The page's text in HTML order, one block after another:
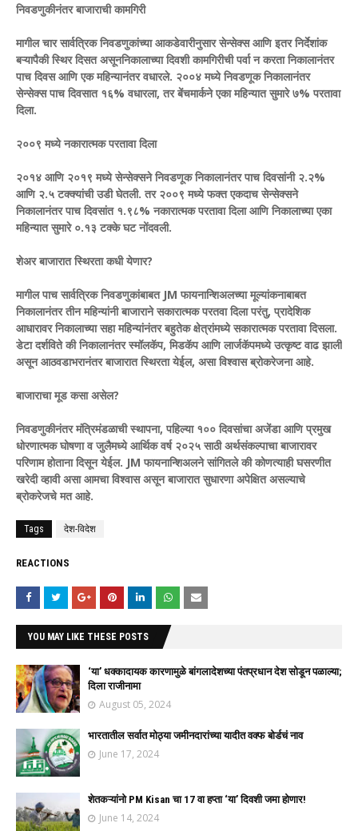
निवडणुकीनंतर बाजाराची कामगिरी
मागील चार सार्वत्रिक निवडणुकांच्या आकडेवारीनुसार सेन्सेक्स आणि इतर निर्देशांक
बऱ्यापैकी स्थिर दिसत असूननिकालाच्या दिवशी कामगिरीची पर्वा न करता निकालानंतर
पाच दिवस आणि एक महिन्यानंतर वधारले. २००४ मध्ये निवडणूक निकालानंतर
सेन्सेक्स पाच दिवसात १६% वधारला, तर बेंचमार्कने एका महिन्यात सुमारे ७% परतावा
दिला.
२००९ मध्ये नकारात्मक परतावा दिला
२०१४ आणि २०१९ मध्ये सेन्सेक्सने निवडणूक निकालानंतर पाच दिवसांनी २.२%
आणि २.५ टक्क्यांची उडी घेतली. तर २००९ मध्ये फक्त एकदाच सेन्सेक्सने
निकालानंतर पाच दिवसांत १.९८% नकारात्मक परतावा दिला आणि निकालाच्या एका
महिन्यात सुमारे ०.१३ टक्के घट नोंदवली.
शेअर बाजारात स्थिरता कधी येणार?
मागील पाच सार्वत्रिक निवडणुकांबाबत JM फायनान्शिअलच्या मूल्यांकनाबाबत
निकालानंतर तीन महिन्यांनी बाजाराने सकारात्मक परतवा दिला परंतु, प्रादेशिक
आधारावर निकालाच्या सहा महिन्यांनंतर बहुतेक क्षेत्रांमध्ये सकारात्मक परतावा दिसला.
डेटा दर्शविते की निकालानंतर स्मॉलकॅप, मिडकॅप आणि लार्जकॅपमध्ये उत्कृष्ट वाढ झाली
असून आठवडाभरानंतर बाजारात स्थिरता येईल, असा विश्वास ब्रोकरेजना आहे.
बाजाराचा मूड कसा असेल?
निवडणुकीनंतर मंत्रिमंडळाची स्थापना, पहिल्या १०० दिवसांचा अजेंडा आणि प्रमुख
धोरणात्मक घोषणा व जुलैमध्ये आर्थिक वर्ष २०२५ साठी अर्थसंकल्पाचा बाजारावर
परिणाम होताना दिसून येईल. JM फायनान्शिअलने सांगितले की कोणत्याही घसरणीत
खरेदी व्हावी असा आमचा विश्वास असून बाजारात सुधारणा अपेक्षित असल्याचे
ब्रोकरेजचे मत आहे.
Tags देश-विदेश
REACTIONS
YOU MAY LIKE THESE POSTS
‘या’ धक्कादायक कारणामुळे बांगलादेशच्या पंतप्रधान देश सोडून पळाल्या;
दिला राजीनामा
August 05, 2024
भारतातील सर्वात मोठ्या जमीनदारांच्या यादीत वक्फ बोर्डचं नाव
June 17, 2024
शेतकऱ्यांनो PM Kisan चा 17 वा हप्ता ‘या’ दिवशी जमा होणार!
June 14, 2024